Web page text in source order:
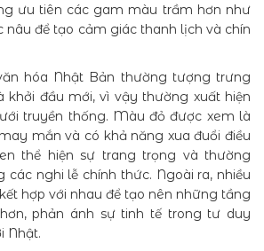
ưu tiên các gam màu trầm hơn như
nâu để tạo cảm giác thanh lịch và chín
hóa Nhật Bản thường tượng trưng
khởi đầu mới, vì vậy thường xuất hiện
truyền thống. Màu đỏ được xem là
mắn và có khả năng xua đuổi điều
thể hiện sự trang trọng và thường
các nghi lễ chính thức. Ngoài ra, nhiều
hợp với nhau để tạo nên những tầng
phản ánh sự tinh tế trong tư duy
Nhật.